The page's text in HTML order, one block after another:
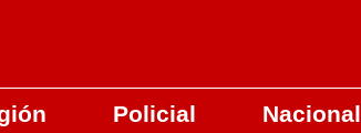
Policial Nacional